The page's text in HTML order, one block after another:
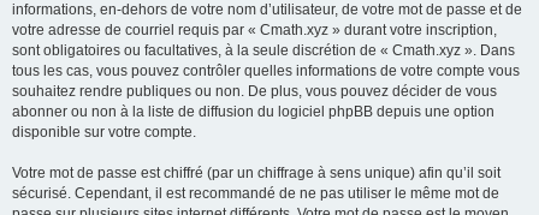
informations, en-dehors de votre nom d’utilisateur, de votre mot de passe et de
votre adresse de courriel requis par « Cmath.xyz » durant votre inscription,
sont obligatoires ou facultatives, à la seule discrétion de « Cmath.xyz ». Dans
tous les cas, vous pouvez contrôler quelles informations de votre compte vous
souhaitez rendre publiques ou non. De plus, vous pouvez décider de vous
abonner ou non à la liste de diffusion du logiciel phpBB depuis une option
disponible sur votre compte.
Votre mot de passe est chiffré (par un chiffrage à sens unique) afin qu’il soit
sécurisé. Cependant, il est recommandé de ne pas utiliser le même mot de